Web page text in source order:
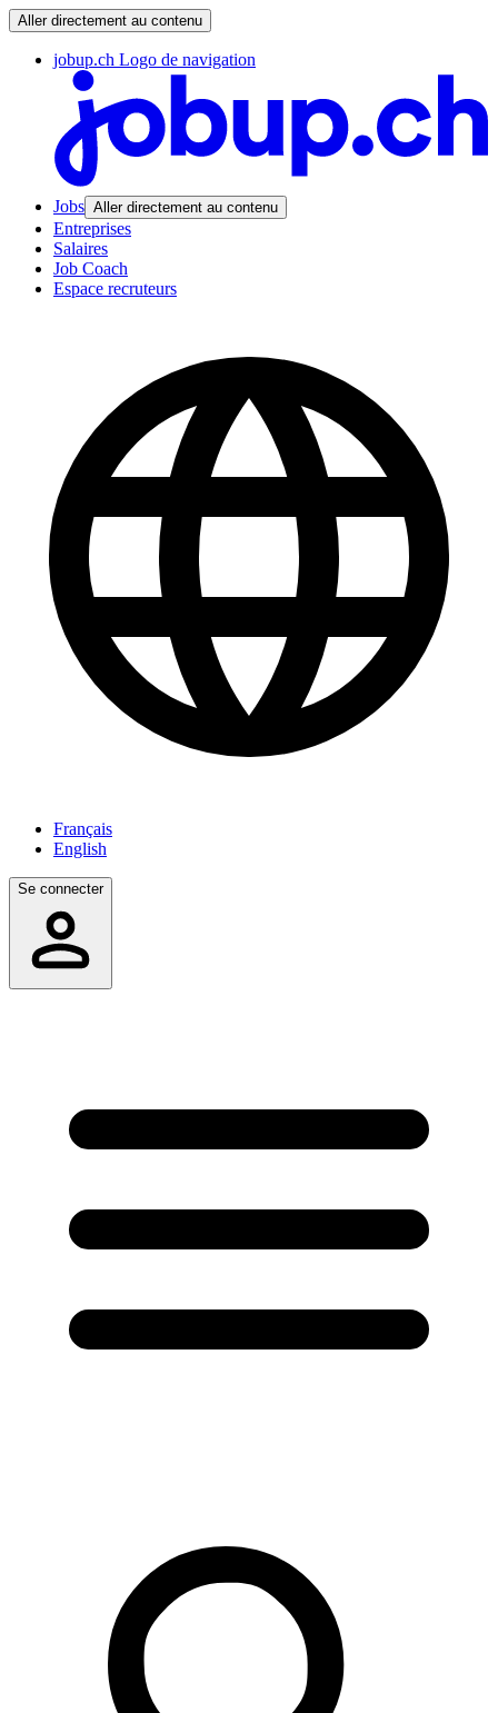
Aller directement au contenu
jobup.ch Logo de navigation
Jobs Aller directement au contenu
Entreprises
Salaires
Job Coach
Espace recruteurs
Français
English
Se connecter